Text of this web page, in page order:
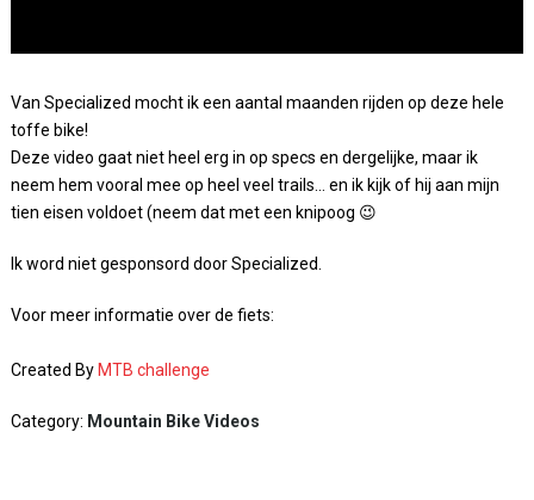
Van Specialized mocht ik een aantal maanden rijden op deze hele
toffe bike!
Deze video gaat niet heel erg in op specs en dergelijke, maar ik
neem hem vooral mee op heel veel trails… en ik kijk of hij aan mijn
tien eisen voldoet (neem dat met een knipoog 😉
Ik word niet gesponsord door Specialized.
Voor meer informatie over de fiets:
Created By MTB challenge
Category: Mountain Bike Videos